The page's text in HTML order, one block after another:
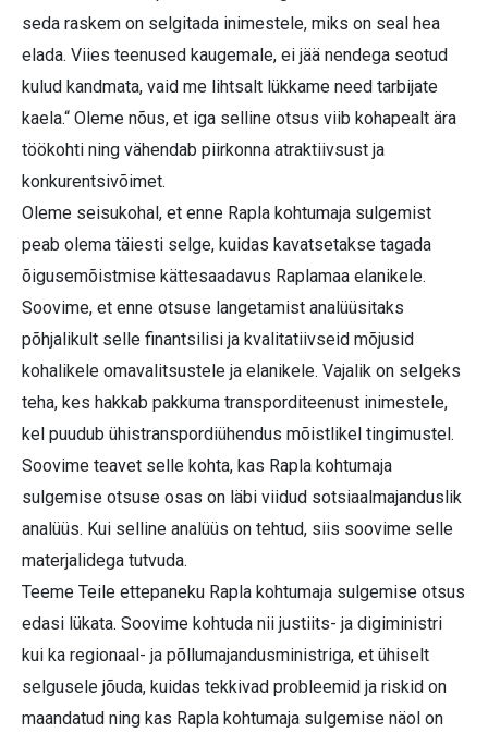
seda raskem on selgitada inimestele, miks on seal hea
elada. Viies teenused kaugemale, ei jää nendega seotud
kulud kandmata, vaid me lihtsalt lükkame need tarbijate
kaela.“ Oleme nõus, et iga selline otsus viib kohapealt ära
töökohti ning vähendab piirkonna atraktiivsust ja
konkurentsivõimet.
Oleme seisukohal, et enne Rapla kohtumaja sulgemist
peab olema täiesti selge, kuidas kavatsetakse tagada
õigusemõistmise kättesaadavus Raplamaa elanikele.
Soovime, et enne otsuse langetamist analüüsitaks
põhjalikult selle finantsilisi ja kvalitatiivseid mõjusid
kohalikele omavalitsustele ja elanikele. Vajalik on selgeks
teha, kes hakkab pakkuma transporditeenust inimestele,
kel puudub ühistranspordiühendus mõistlikel tingimustel.
Soovime teavet selle kohta, kas Rapla kohtumaja
sulgemise otsuse osas on läbi viidud sotsiaalmajanduslik
analüüs. Kui selline analüüs on tehtud, siis soovime selle
materjalidega tutvuda.
Teeme Teile ettepaneku Rapla kohtumaja sulgemise otsus
edasi lükata. Soovime kohtuda nii justiits- ja digiministri
kui ka regionaal- ja põllumajandusministriga, et ühiselt
selgusele jõuda, kuidas tekkivad probleemid ja riskid on
maandatud ning kas Rapla kohtumaja sulgemise näol on